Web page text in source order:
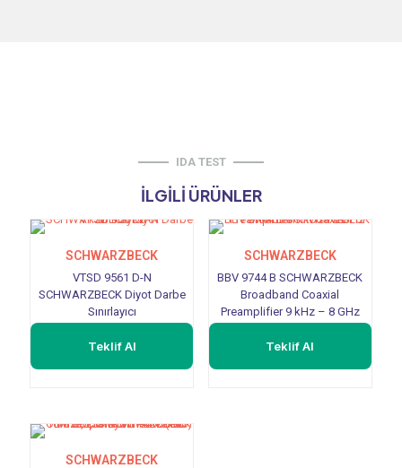
IDA TEST
İLGILI ÜRÜNLER
SCHWARZBECK
VTSD 9561 D-N
SCHWARZBECK Diyot Darbe
Sınırlayıcı
Teklif Al
SCHWARZBECK
BBV 9744 B SCHWARZBECK
Broadband Coaxial
Preamplifier 9 kHz – 8 GHz
Teklif Al
SCHWARZBECK